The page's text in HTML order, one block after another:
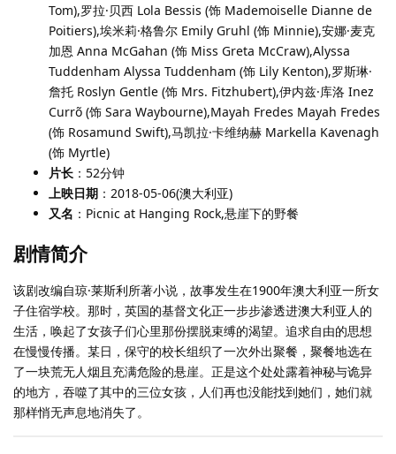
Tom),罗拉·贝西 Lola Bessis (饰 Mademoiselle Dianne de
Poitiers),埃米莉·格鲁尔 Emily Gruhl (饰 Minnie),安娜·麦克
加恩 Anna McGahan (饰 Miss Greta McCraw),Alyssa
Tuddenham Alyssa Tuddenham (饰 Lily Kenton),罗斯琳·
詹托 Roslyn Gentle (饰 Mrs. Fitzhubert),伊内兹·库洛 Inez
Currõ (饰 Sara Waybourne),Mayah Fredes Mayah Fredes
(饰 Rosamund Swift),马凯拉·卡维纳赫 Markella Kavenagh
(饰 Myrtle)
片长 ：52分钟
上映日期 ：2018-05-06(澳大利亚)
又名 ：Picnic at Hanging Rock,悬崖下的野餐
剧情简介
该剧改编自琼·莱斯利所著小说，故事发生在1900年澳大利亚一所女
子住宿学校。那时，英国的基督文化正一步步渗透进澳大利亚人的
生活，唤起了女孩子们心里那份摆脱束缚的渴望。追求自由的思想
在慢慢传播。某日，保守的校长组织了一次外出聚餐，聚餐地选在
了一块荒无人烟且充满危险的悬崖。正是这个处处露着神秘与诡异
的地方，吞噬了其中的三位女孩，人们再也没能找到她们，她们就
那样悄无声息地消失了。